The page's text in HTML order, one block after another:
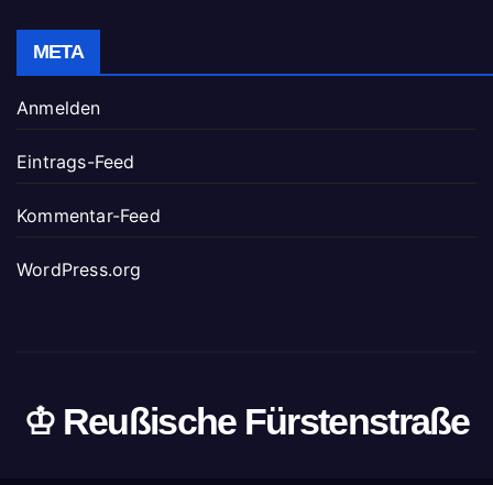
META
Anmelden
Eintrags-Feed
Kommentar-Feed
WordPress.org
♔ Reußische Fürstenstraße